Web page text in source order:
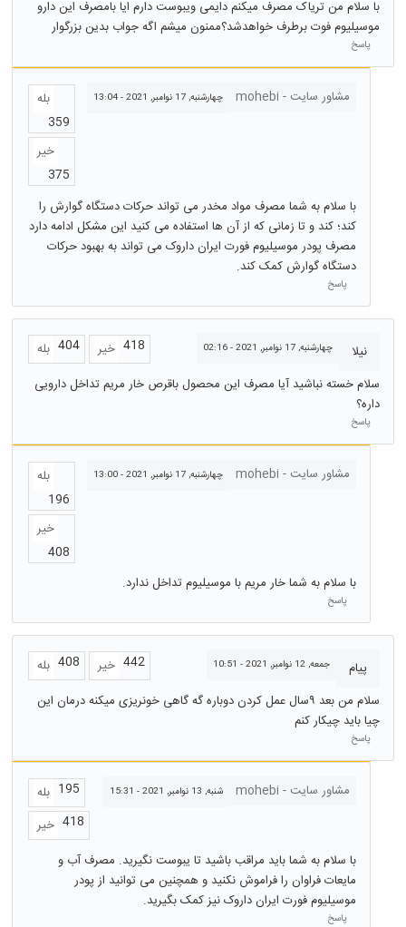
با سلام من تریاک مصرف میکنم دایمی ویبوست دارم ایا بامصرف این دارو
موسیلیوم فوت برطرف خواهدشد؟ممنون میشم اگه جواب بدین بزرگوار
پاسخ
مشاور سایت - mohebi چهارشنبه, 17 نوامبر, 2021 - 13:04
بله
359
خیر
375
با سلام به شما مصرف مواد مخدر می تواند حرکات دستگاه گوارش را
کند؛ کند و تا زمانی که از آن ها استفاده می کنید این مشکل ادامه دارد
مصرف پودر موسیلیوم فورت ایران داروک می تواند به بهبود حرکات
دستگاه گوارش کمک کند.
پاسخ
نیلا چهارشنبه, 17 نوامبر, 2021 - 02:16 بله 404 خیر 418
سلام خسته نباشید آیا مصرف این محصول باقرص خار مریم تداخل دارویی
داره؟
پاسخ
مشاور سایت - mohebi چهارشنبه, 17 نوامبر, 2021 - 13:00
بله
196
خیر
408
با سلام به شما خار مریم با موسیلیوم تداخل ندارد.
پاسخ
پیام جمعه, 12 نوامبر, 2021 - 10:51 بله 408 خیر 442
سلام من بعد ۹سال عمل کردن دوباره گه گاهی خونریزی میکنه درمان این
چیا باید چیکار کنم
پاسخ
مشاور سایت - mohebi شنبه, 13 نوامبر, 2021 - 15:31 بله 195
خیر 418
با سلام به شما باید مراقب باشید تا یبوست نگیرید. مصرف آب و
مایعات فراوان را فراموش نکنید و همچنین می توانید از پودر
موسیلیوم فورت ایران داروک نیز کمک بگیرید.
پاسخ